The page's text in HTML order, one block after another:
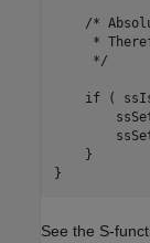
/*
*
     */
if (
    }
See the S-